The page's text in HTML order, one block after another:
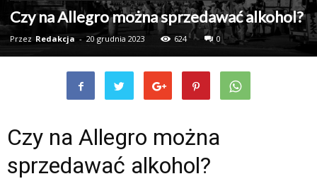
Czy na Allegro można sprzedawać alkohol?
Przez Redakcja - 20 grudnia 2023 624 0
Czy na Allegro można
sprzedawać alkohol?